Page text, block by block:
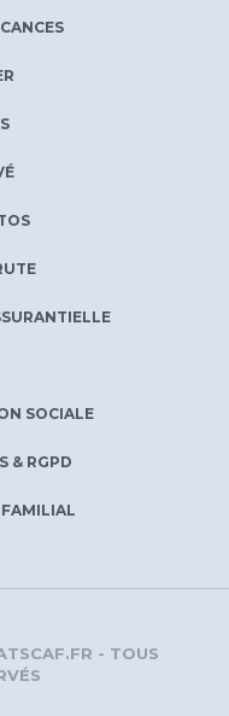
SOCIALE
& RGPD
- TOUS